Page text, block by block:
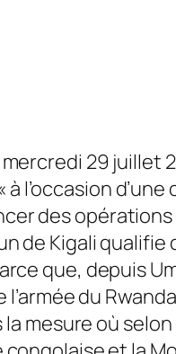
29 juillet
l’occasion
des
de Kigali qualifie
que, depuis
du
mesure où selon